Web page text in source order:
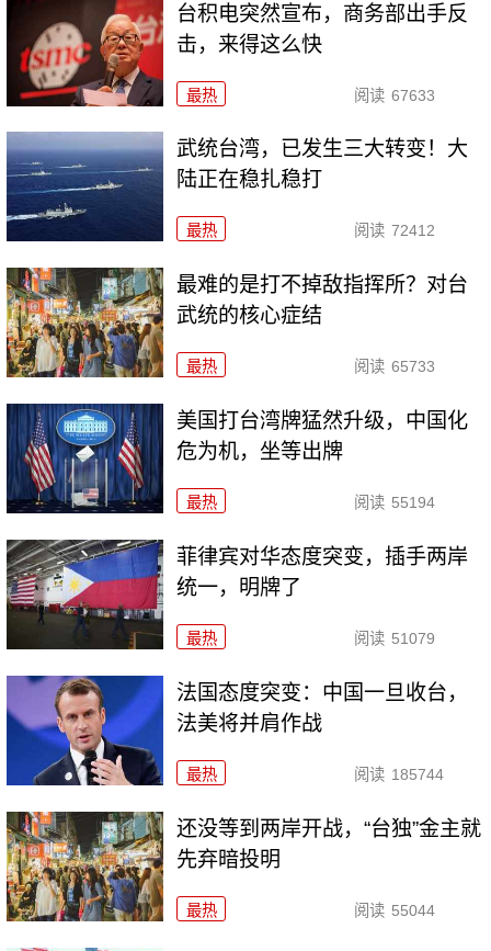
台积电突然宣布，商务部出手反
击，来得这么快
最热 阅读 67633
武统台湾，已发生三大转变！大
陆正在稳扎稳打
最热 阅读 72412
最难的是打不掉敌指挥所？对台
武统的核心症结
最热 阅读 65733
美国打台湾牌猛然升级，中国化
危为机，坐等出牌
最热 阅读 55194
菲律宾对华态度突变，插手两岸
统一，明牌了
最热 阅读 51079
法国态度突变：中国一旦收台，
法美将并肩作战
最热 阅读 185744
还没等到两岸开战，“台独”金主就
先弃暗投明
最热 阅读 55044